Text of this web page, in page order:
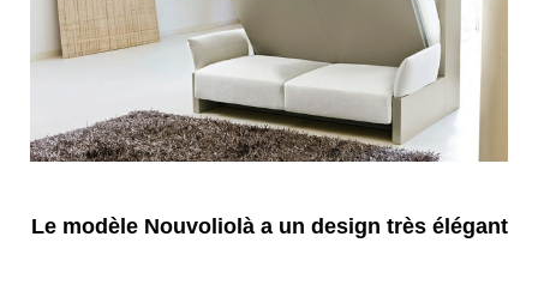
Le modèle Nouvoliolà a un design très élégant